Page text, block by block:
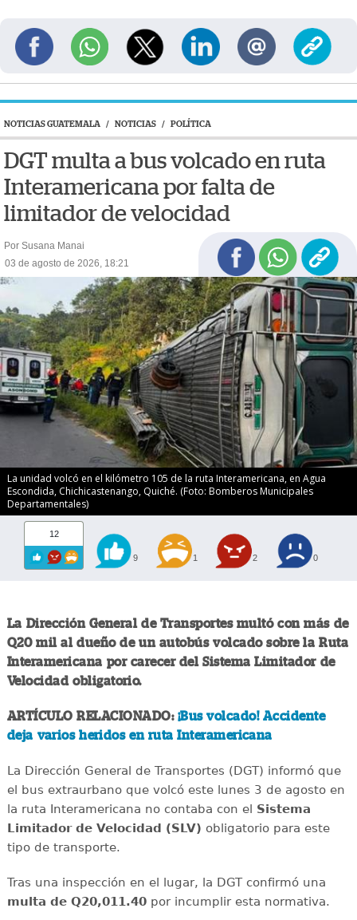
NOTICIAS GUATEMALA / NOTICIAS / POLÍTICA
DGT multa a bus volcado en ruta
Interamericana por falta de
limitador de velocidad
Por Susana Manai
03 de agosto de 2026, 18:21
La unidad volcó en el kilómetro 105 de la ruta Interamericana, en Agua
Escondida, Chichicastenango, Quiché. (Foto: Bomberos Municipales
Departamentales)
12
9 1 2 0
La Dirección General de Transportes multó con más de
Q20 mil al dueño de un autobús volcado sobre la Ruta
Interamericana por carecer del Sistema Limitador de
Velocidad obligatorio.
ARTÍCULO RELACIONADO: ¡Bus volcado! Accidente
deja varios heridos en ruta Interamericana
La Dirección General de Transportes (DGT) informó que
el bus extraurbano que volcó este lunes 3 de agosto en
la ruta Interamericana no contaba con el Sistema
Limitador de Velocidad (SLV) obligatorio para este
tipo de transporte.
Tras una inspección en el lugar, la DGT confirmó una
multa de Q20,011.40por incumplir esta normativa.